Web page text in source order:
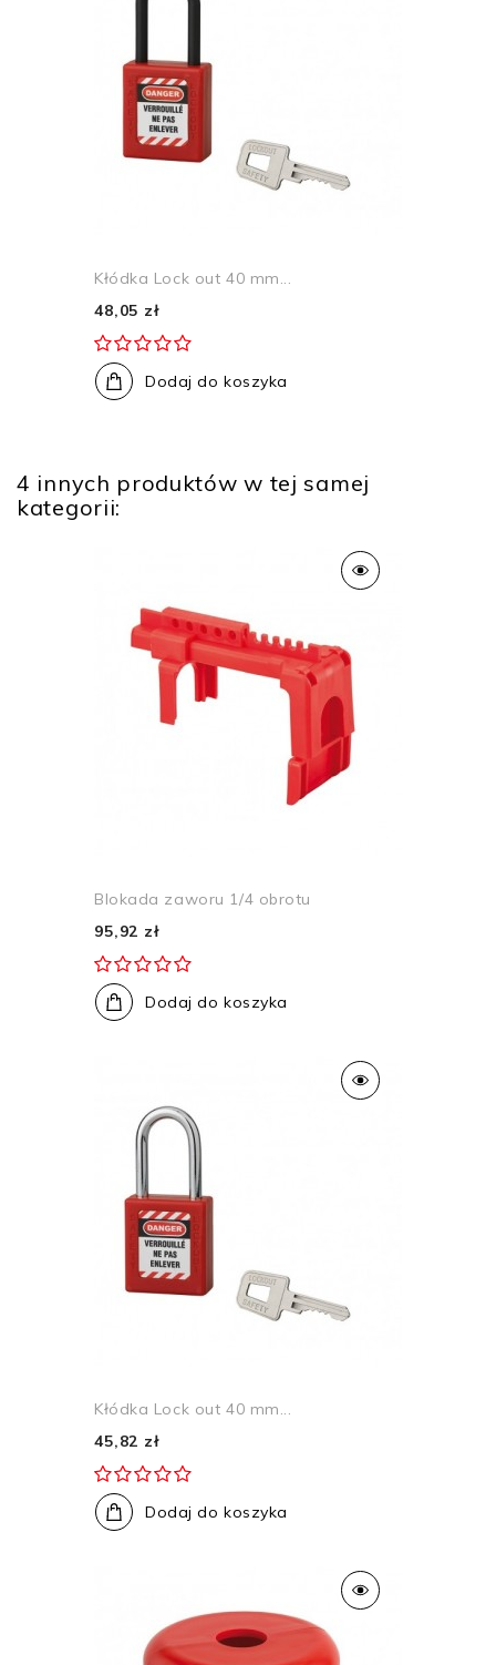
Kłódka Lock out 40 mm...
48,05 zł
Dodaj do koszyka
4 innych produktów w tej samej
kategorii:
Blokada zaworu 1/4 obrotu
95,92 zł
Dodaj do koszyka
Kłódka Lock out 40 mm...
45,82 zł
Dodaj do koszyka